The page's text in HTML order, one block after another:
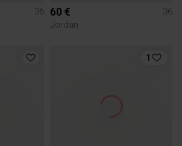
36 60 €
36
Jordan
1